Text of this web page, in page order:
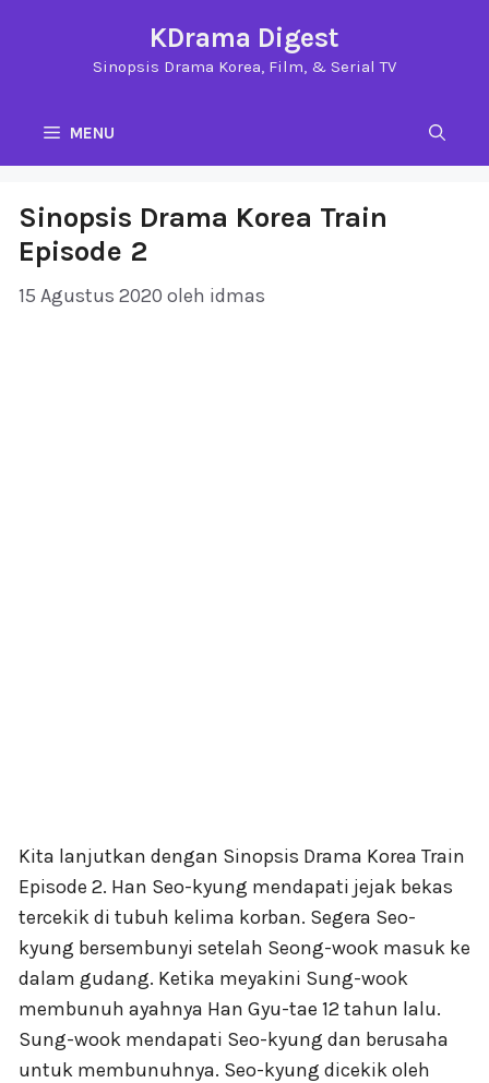
KDrama Digest
Sinopsis Drama Korea, Film, & Serial TV
MENU
Sinopsis Drama Korea Train
Episode 2
15 Agustus 2020 oleh idmas
Kita lanjutkan dengan Sinopsis Drama Korea Train
Episode 2. Han Seo-kyung mendapati jejak bekas
tercekik di tubuh kelima korban. Segera Seo-
kyung bersembunyi setelah Seong-wook masuk ke
dalam gudang. Ketika meyakini Sung-wook
membunuh ayahnya Han Gyu-tae 12 tahun lalu.
Sung-wook mendapati Seo-kyung dan berusaha
untuk membunuhnya. Seo-kyung dicekik oleh